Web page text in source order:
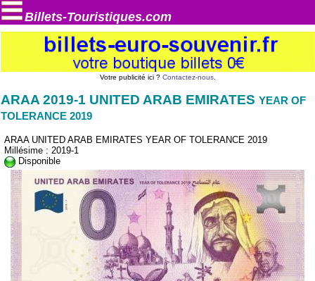
Billets-Touristiques.com
Votre publicité ici ? Contactez-nous.
ARAA 2019-1 UNITED ARAB EMIRATES YEAR OF
TOLERANCE 2019
ARAA UNITED ARAB EMIRATES YEAR OF TOLERANCE 2019
Millésime : 2019-1
Disponible